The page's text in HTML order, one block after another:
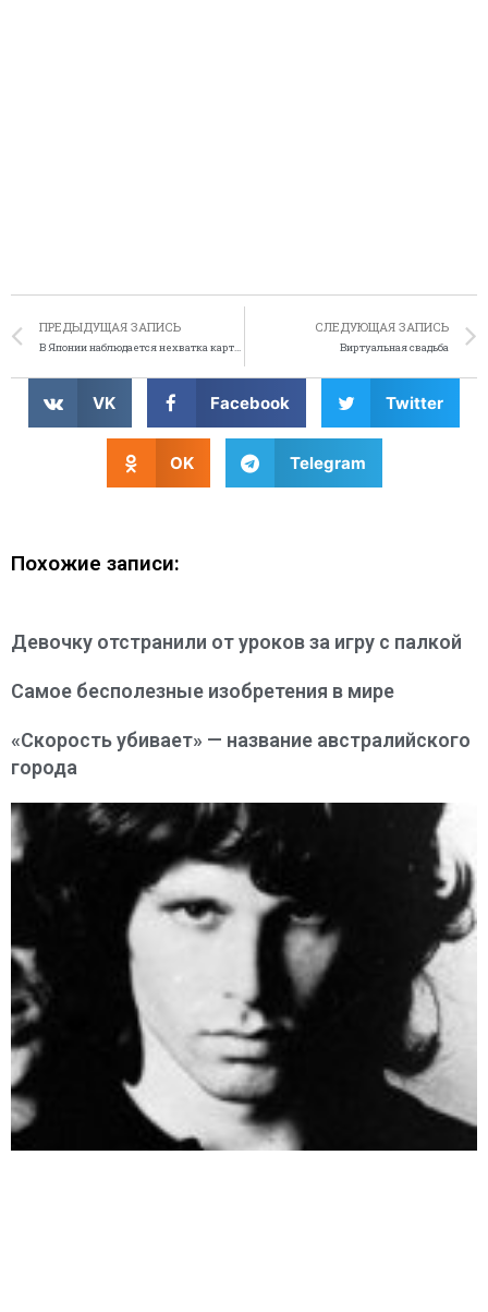
ПРЕДЫДУЩАЯ ЗАПИСЬ
В Японии наблюдается нехватка картофельных чипсов
СЛЕДУЮЩАЯ ЗАПИСЬ
Виртуальная свадьба
VK Facebook Twitter
OK Telegram
Похожие записи:
Девочку отстранили от уроков за игру с палкой
Самое бесполезные изобретения в мире
«Скорость убивает» — название австралийского
города